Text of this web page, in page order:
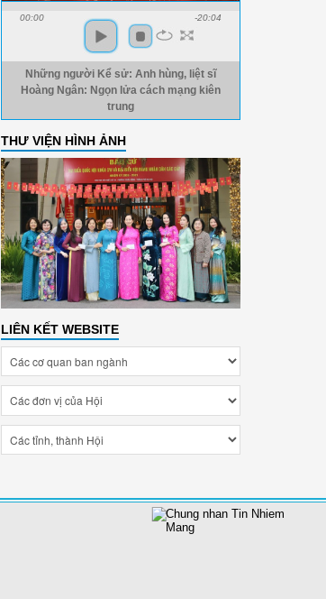
00:00 -20:04
Những người Kể sử: Anh hùng, liệt sĩ
Hoàng Ngân: Ngọn lửa cách mạng kiên
trung
THƯ VIỆN HÌNH ẢNH
LIÊN KẾT WEBSITE